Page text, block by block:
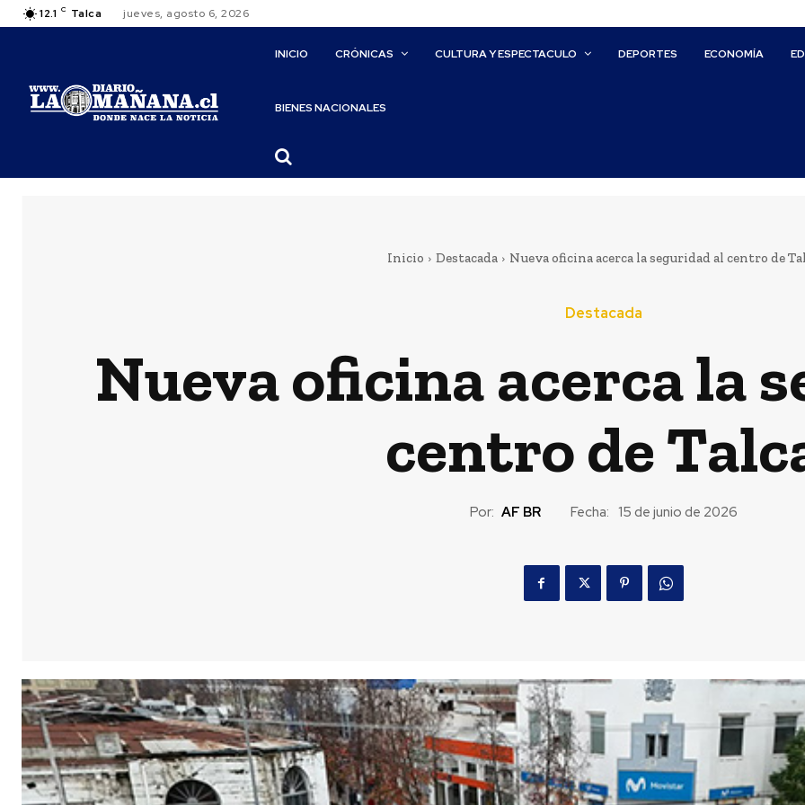
12.1 C Talca jueves, agosto 6, 2026
INICIO CRÓNICAS CULTURA Y ESPECTACULO DEPORTES ECONOMÍA
BIENES NACIONALES
Inicio Destacada Nueva oficina acerca la seguridad al centro de
Destacada
Nueva oficina acerca la
centro de
Por: AF BR Fecha: 15 de junio de 2026